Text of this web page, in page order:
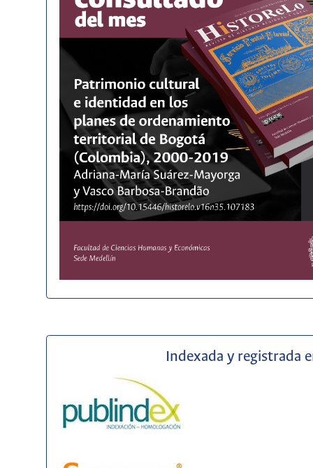
Indexada y registrada